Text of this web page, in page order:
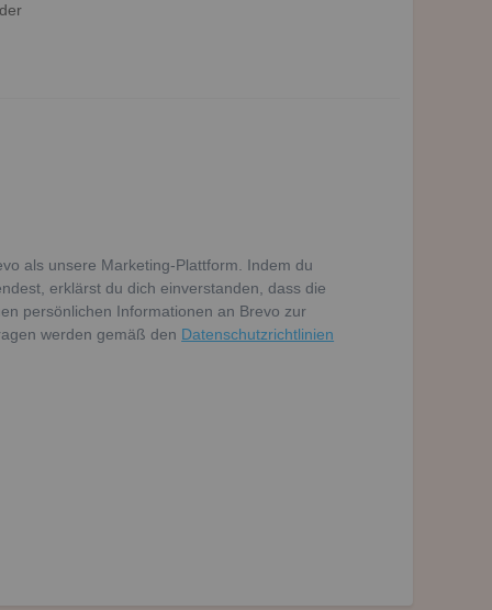
als unsere Marketing-Plattform. Indem du
erklärst du dich einverstanden, dass die
persönlichen Informationen an Brevo zur
werden gemäß den Datenschutzrichtlinien